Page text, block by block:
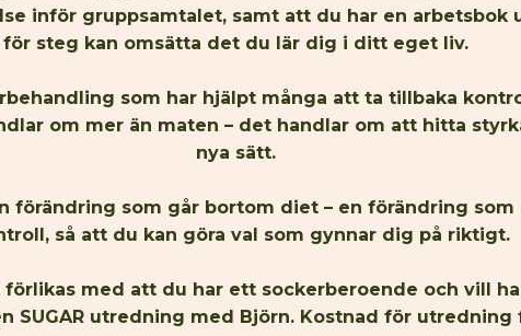
inför gruppsamtalet, samt att du har en arbetsbok
för steg kan omsätta det du lär dig i ditt eget liv.
som har hjälpt många att ta tillbaka
om mer än maten – det handlar om att hitta
nya sätt.
förändring som går bortom diet – en förändring
så att du kan göra val som gynnar dig på riktigt.
med att du har ett sockerberoende och vill
SUGAR utredning med Björn. Kostnad för utredning